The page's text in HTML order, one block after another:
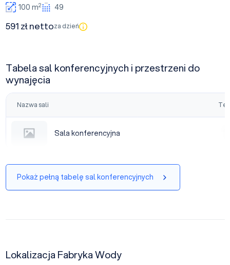
100 m2 49
591 zł nettoza dzień
Tabela sal konferencyjnych i przestrzeni do
wynajęcia
Nazwa sali
Sala konferencyjna
Sala konferencyjna
Pokaż pełną tabelę sal konferencyjnych
Lokalizacja Fabryka Wody